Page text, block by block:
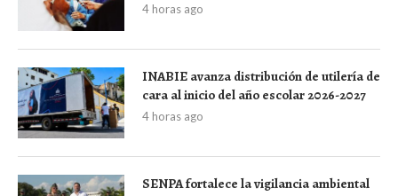
4 horas ago
INABIE avanza distribución de utilería de
cara al inicio del año escolar 2026-2027
4 horas ago
SENPA fortalece la vigilancia ambiental